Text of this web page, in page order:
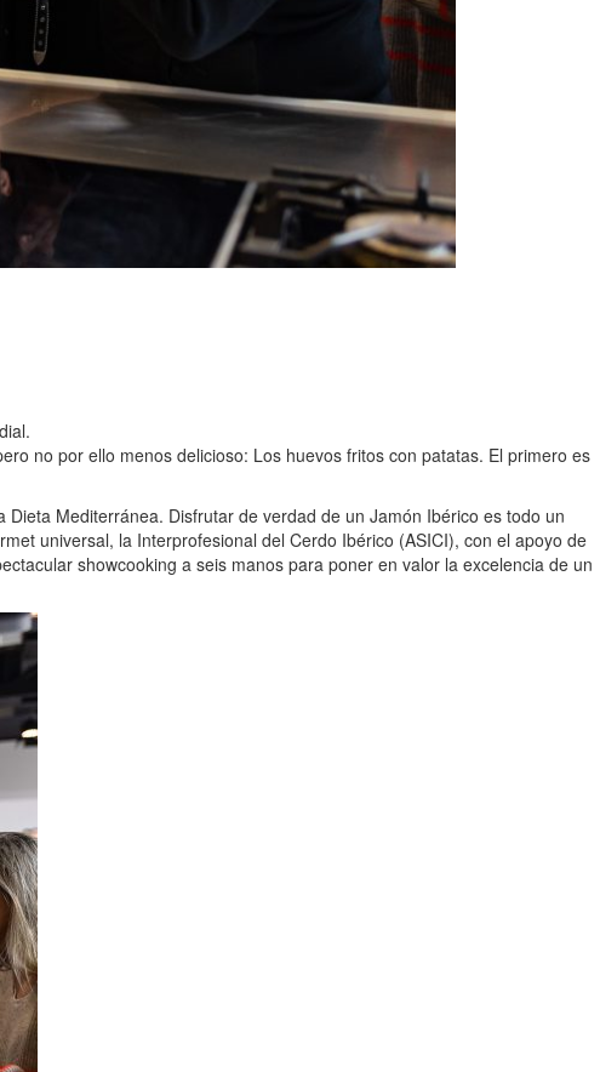
no por ello menos delicioso: Los huevos fritos con patatas. El primero es
Mediterránea. Disfrutar de verdad de un Jamón Ibérico es todo un
universal, la Interprofesional del Cerdo Ibérico (ASICI), con el apoyo de
showcooking a seis manos para poner en valor la excelencia de un